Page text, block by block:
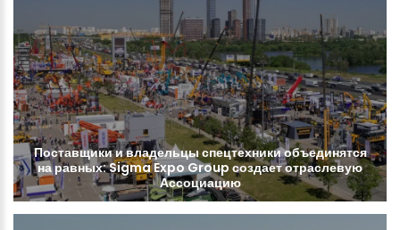
Поставщикиивладельцыспецтехникиобъединятся
наравных:SigmaExpoGroup создаетотраслевую
Ассоциацию